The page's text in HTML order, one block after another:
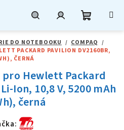
DO NOTEBOOKU / COMPAQ /
PACKARD PAVILION DV2160BR,
ČERNÁ
Hewlett Packard
Ion, 10,8 V, 5200 mAh
černá